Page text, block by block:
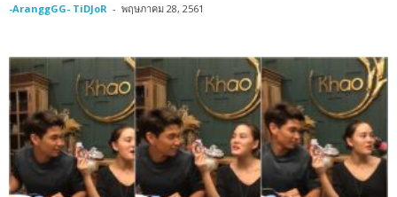
-AranggGG- TiDJoR - พฤษภาคม 28, 2561